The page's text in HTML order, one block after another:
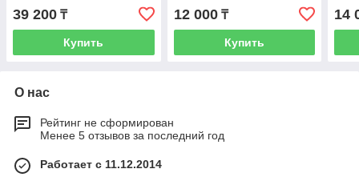
39 200 ₸
Купить
12 000₸
Купить
14
О нас
Рейтинг не сформирован
Менее 5 отзывов за последний год
Работает с 11.12.2014